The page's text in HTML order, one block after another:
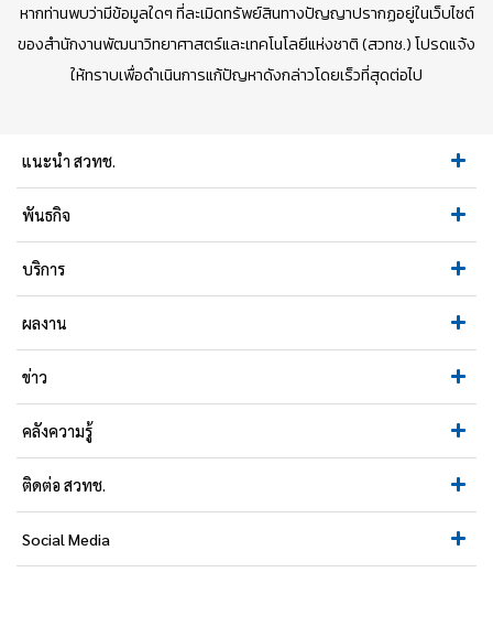
หากท่านพบว่ามีข้อมูลใดๆ ที่ละเมิดทรัพย์สินทางปัญญาปรากฏอยู่ในเว็บไซต์
ของสำนักงานพัฒนาวิทยาศาสตร์และเทคโนโลยีแห่งชาติ (สวทช.) โปรดแจ้ง
ให้ทราบเพื่อดำเนินการแก้ปัญหาดังกล่าวโดยเร็วที่สุดต่อไป
แนะนำ สวทช.
พันธกิจ
บริการ
ผลงาน
ข่าว
คลังความรู้
ติดต่อ สวทช.
Social Media